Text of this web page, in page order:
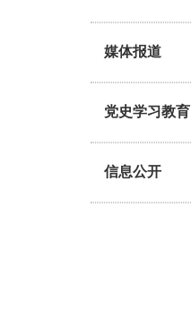
媒体报道
党史学习教育
信息公开